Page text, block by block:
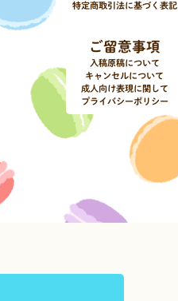
特定商取引法に基づく表記
ご留意事項
入稿原稿について
キャンセルについて
成人向け表現に関して
プライバシーポリシー